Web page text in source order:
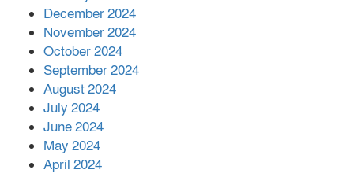
সহায়তা দিলেন সাচিং প্রু জেরী
December 2024
November 2024
October 2024
September 2024
August 2024
July 2024
June 2024
May 2024
April 2024